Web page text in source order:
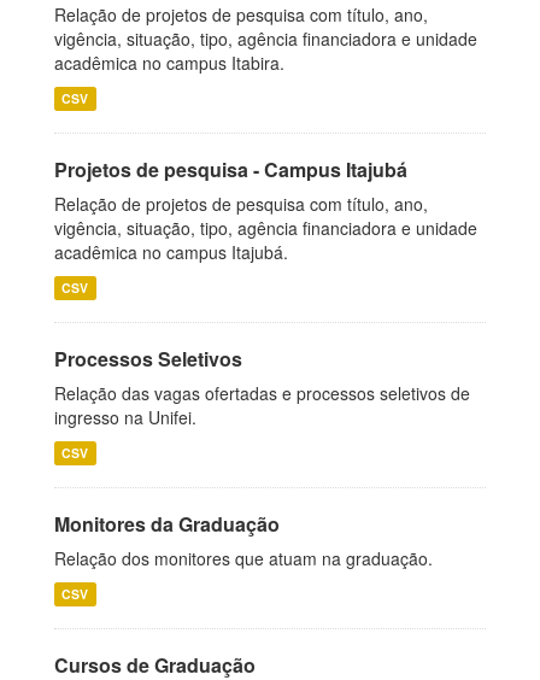
Relação de projetos de pesquisa com título, ano,
vigência, situação, tipo, agência financiadora e unidade
acadêmica no campus Itabira.
CSV
Projetos de pesquisa - Campus Itajubá
Relação de projetos de pesquisa com título, ano,
vigência, situação, tipo, agência financiadora e unidade
acadêmica no campus Itajubá.
CSV
Processos Seletivos
Relação das vagas ofertadas e processos seletivos de
ingresso na Unifei.
CSV
Monitores da Graduação
Relação dos monitores que atuam na graduação.
CSV
Cursos de Graduação